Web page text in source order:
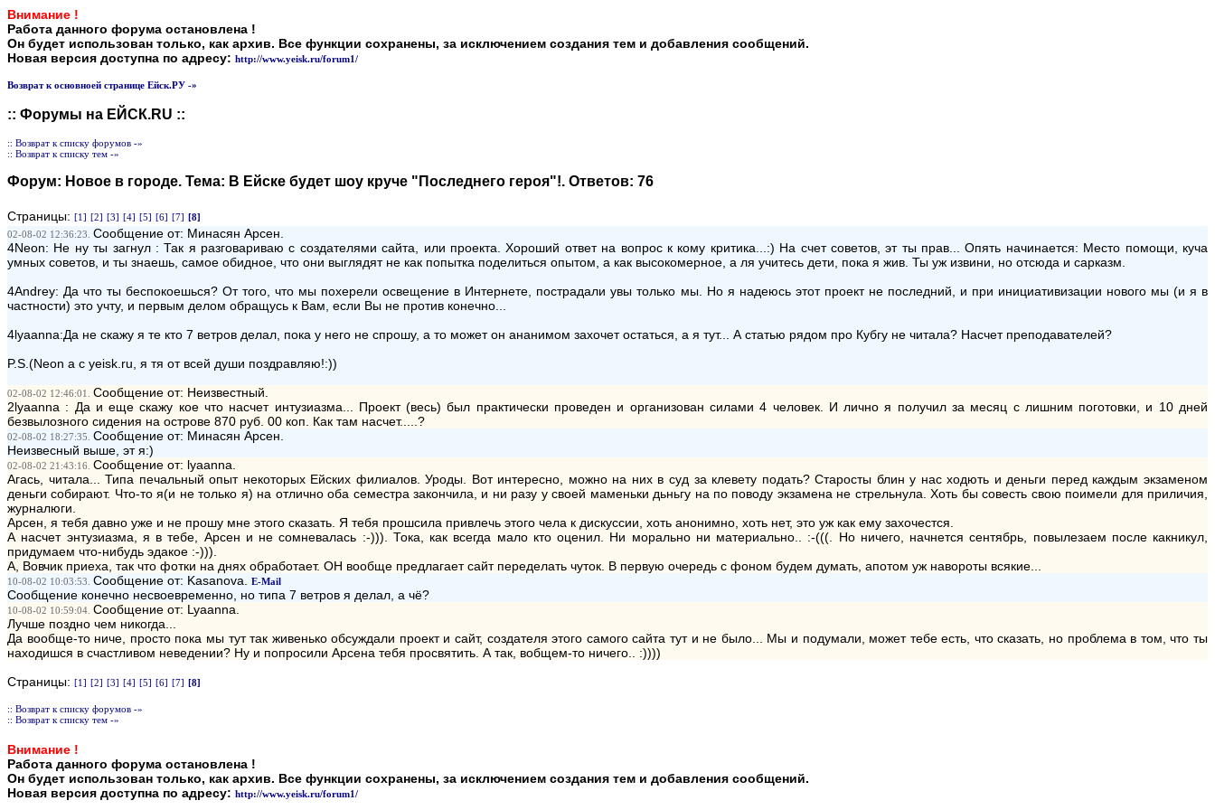
Внимание !
Работа данного форума остановлена !
Он будет использован только, как архив. Все функции сохранены, за исключением создания тем и добавления сообщений.
Новая версия доступна по адресу: http://www.yeisk.ru/forum1/
Возврат к основноей странице Ейск.РУ -»
:: Форумы на ЕЙСК.RU ::
:: Возврат к списку форумов -»
:: Возврат к списку тем -»
Форум: Новое в городе. Тема: В Ейске будет шоу круче "Последнего героя"!. Ответов: 76
Страницы: [1] [2] [3] [4] [5] [6] [7] [8]
02-08-02 12:36:23. Сообщение от: Минасян Арсен.
4Neon: Не ну ты загнул : Так я разговариваю с создателями сайта, или проекта. Хороший ответ на вопрос к кому критика...:) На счет советов, эт ты прав... Опять начинается: Место помощи, куча
умных советов, и ты знаешь, самое обидное, что они выглядят не как попытка поделиться опытом, а как высокомерное, а ля учитесь дети, пока я жив. Ты уж извини, но отсюда и сарказм.
4Andrey: Да что ты беспокоешься? От того, что мы похерели освещение в Интернете, пострадали увы только мы. Но я надеюсь этот проект не последний, и при инициативизации нового мы (и я в
частности) это учту, и первым делом обращусь к Вам, если Вы не против конечно...
4lyaanna:Да не скажу я те кто 7 ветров делал, пока у него не спрошу, а то может он ананимом захочет остаться, а я тут... А статью рядом про Кубгу не читала? Насчет преподавателей?
P.S.(Neon а с yeisk.ru, я тя от всей души поздравляю!:))
02-08-02 12:46:01. Сообщение от: Неизвестный.
2lyaanna : Да и еще скажу кое что насчет интузиазма... Проект (весь) был практически проведен и организован силами 4 человек. И лично я получил за месяц с лишним поготовки, и 10 дней
безвылозного сидения на острове 870 руб. 00 коп. Как там насчет.....?
02-08-02 18:27:35. Сообщение от: Минасян Арсен.
Неизвесный выше, эт я:)
02-08-02 21:43:16. Сообщение от: lyaanna.
Агась, читала... Типа печальный опыт некоторых Ейских филиалов. Уроды. Вот интересно, можно на них в суд за клевету подать? Старосты блин у нас ходють и деньги перед каждым экзаменом
деньги собирают. Что-то я(и не только я) на отлично оба семестра закончила, и ни разу у своей маменьки дьньгу на по поводу экзамена не стрельнула. Хоть бы совесть свою поимели для приличия,
журналюги.
Арсен, я тебя давно уже и не прошу мне этого сказать. Я тебя прошсила привлечь этого чела к дискуссии, хоть анонимно, хоть нет, это уж как ему захочестся.
А насчет энтузиазма, я в тебе, Арсен и не сомневалась :-))). Тока, как всегда мало кто оценил. Ни морально ни материально.. :-(((. Но ничего, начнется сентябрь, повылезаем после какникул,
придумаем что-нибудь эдакое :-))).
А, Вовчик приеха, так что фотки на днях обработает. ОН вообще предлагает сайт переделать чуток. В первую очередь с фоном будем думать, апотом уж навороты всякие...
10-08-02 10:03:53. Сообщение от: Kasanova. E-Mail
Сообщение конечно несвоевременно, но типа 7 ветров я делал, а чё?
10-08-02 10:59:04. Сообщение от: Lyaanna.
Лучше поздно чем никогда...
Да вообще-то ниче, просто пока мы тут так живенько обсуждали проект и сайт, создателя этого самого сайта тут и не было... Мы и подумали, может тебе есть, что сказать, но проблема в том, что ты
находишся в счастливом неведении? Ну и попросили Арсена тебя просвятить. А так, вобщем-то ничего.. :))))
Страницы: [1] [2] [3] [4] [5] [6] [7] [8]
:: Возврат к списку форумов -»
:: Возврат к списку тем -»
Внимание !
Работа данного форума остановлена !
Он будет использован только, как архив. Все функции сохранены, за исключением создания тем и добавления сообщений.
Новая версия доступна по адресу: http://www.yeisk.ru/forum1/